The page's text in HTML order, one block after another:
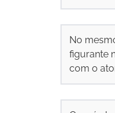
No
figurante
com o